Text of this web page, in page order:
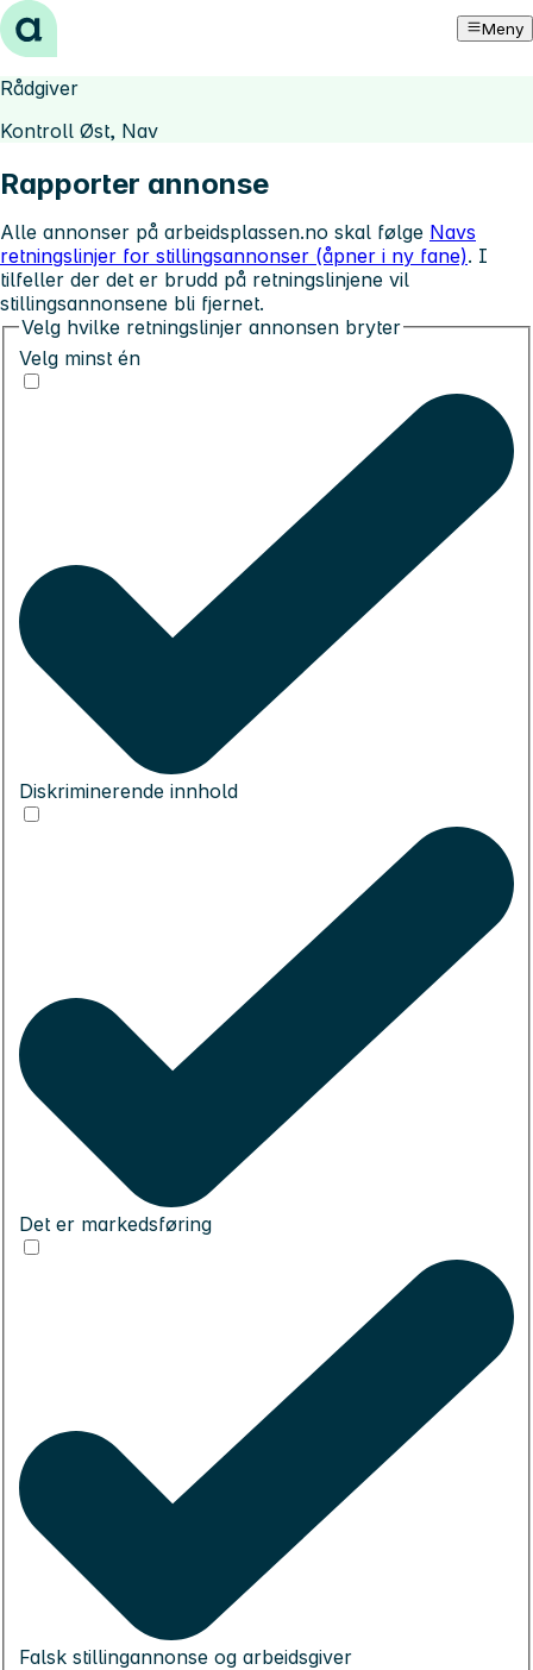
Hopp til innhold Meny
Rådgiver
Kontroll Øst, Nav
Rapporter annonse
Alle annonser på arbeidsplassen.no skal følge Navs
retningslinjer for stillingsannonser (åpner i ny fane). I
tilfeller der det er brudd på retningslinjene vil
stillingsannonsene bli fjernet.
Velg hvilke retningslinjer annonsen bryter
Velg minst én
Diskriminerende innhold
Det er markedsføring
Falsk stillingannonse og arbeidsgiver